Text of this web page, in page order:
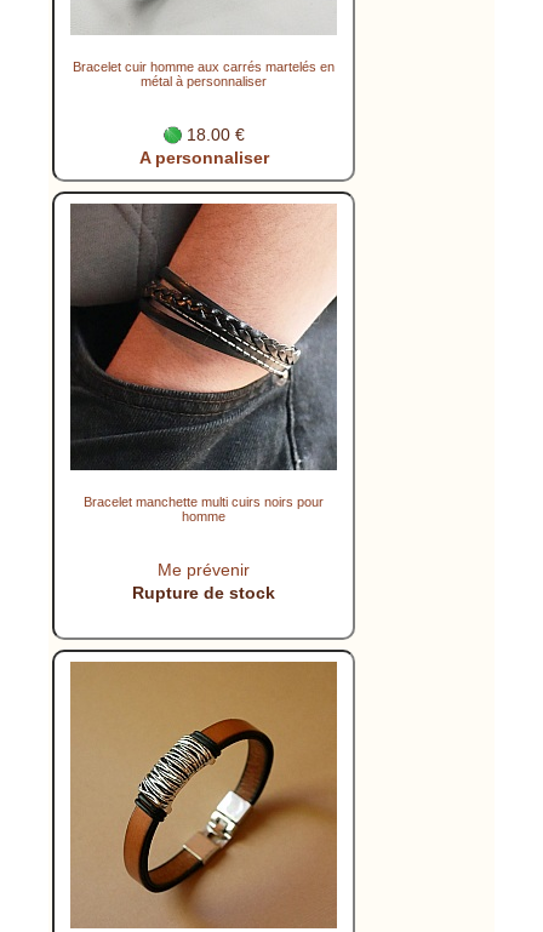
Bracelet cuir homme aux carrés martelés en
métal à personnaliser
18.00 €
A personnaliser
Bracelet manchette multi cuirs noirs pour
homme
Me prévenir
Rupture de stock